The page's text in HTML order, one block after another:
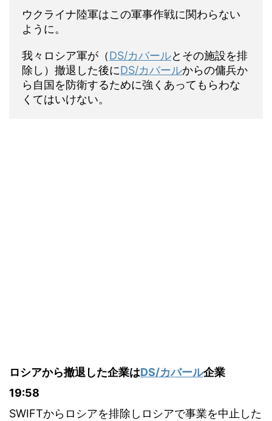
ウクライナ陸軍はこの軍事作戦に関わらない
ように。
我々ロシア軍が（DS/カバールとその施設を排
除し）撤退した後にDS/カバールからの傭兵か
ら自国を防衛するために強くあってもらわな
くてはいけない。
ロシアから撤退した企業はDS/カバール企業
19:58
SWIFTからロシアを排除しロシアで事業を中止した